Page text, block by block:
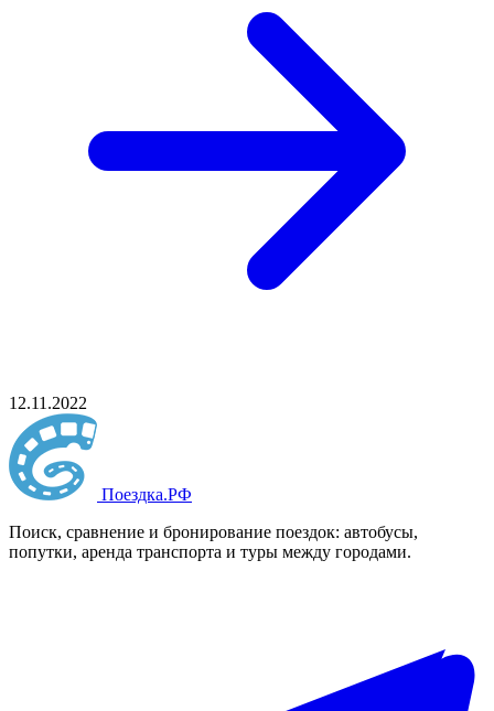
12.11.2022
Поездка.РФ
Поиск, сравнение и бронирование поездок: автобусы,
попутки, аренда транспорта и туры между городами.